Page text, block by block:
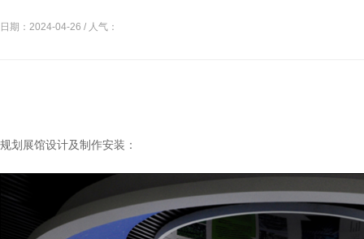
日期：2024-04-26 / 人气：
规划展馆设计及制作安装：